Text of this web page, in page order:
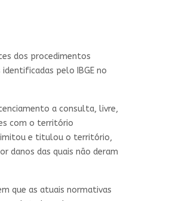
dos procedimentos
pelo IBGE no
a consulta, livre,
com o território
e titulou o território,
danos das quais não deram
que as atuais normativas